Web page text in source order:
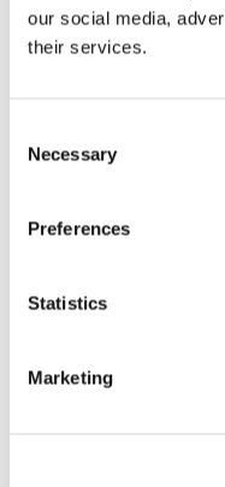
our social media,
their services.
Selection
Necessary
Preferences
Statistics
Marketing